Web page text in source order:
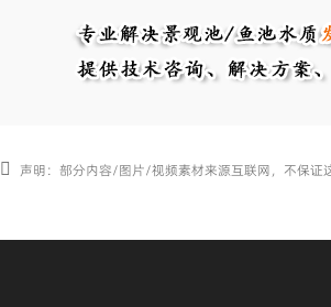
声明：部分内容/图片/视频素材来源互联网，不保证